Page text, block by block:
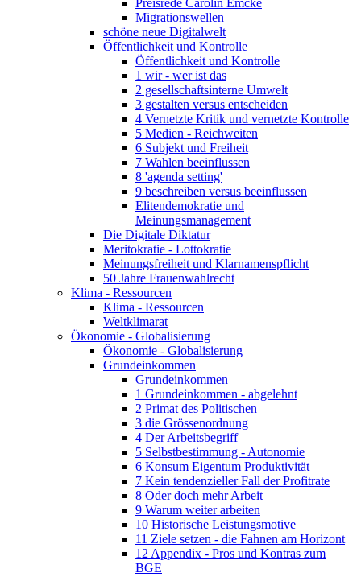
Migrationswellen
schöne neue Digitalwelt
Öffentlichkeit und Kontrolle
Öffentlichkeit und Kontrolle
1 wir - wer ist das
2 gesellschaftsinterne Umwelt
3 gestalten versus entscheiden
4 Vernetzte Kritik und vernetzte Kontrolle
5 Medien - Reichweiten
6 Subjekt und Freiheit
7 Wahlen beeinflussen
8 'agenda setting'
9 beschreiben versus beeinflussen
Elitendemokratie und
Meinungsmanagement
Die Digitale Diktatur
Meritokratie - Lottokratie
Meinungsfreiheit und Klarnamenspflicht
50 Jahre Frauenwahlrecht
Klima - Ressourcen
Klima - Ressourcen
Weltklimarat
Ökonomie - Globalisierung
Ökonomie - Globalisierung
Grundeinkommen
Grundeinkommen
1 Grundeinkommen - abgelehnt
2 Primat des Politischen
3 die Grössenordnung
4 Der Arbeitsbegriff
5 Selbstbestimmung - Autonomie
6 Konsum Eigentum Produktivität
7 Kein tendenzieller Fall der Profitrate
8 Oder doch mehr Arbeit
9 Warum weiter arbeiten
10 Historische Leistungsmotive
11 Ziele setzen - die Fahnen am Horizont
12 Appendix - Pros und Kontras zum
BGE